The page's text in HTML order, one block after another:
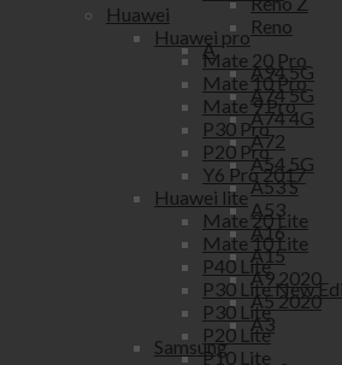
Reno
A
A94 5G
A74 5G
A74 4G
A72
A54 5G
A53 S
A53
A16
A15
A9 2020
A5 2020
A3
Samsung
Huawei
Huawei pro
Mate 20 Pro
Mate 10 Pro
Mate 9 Pro
P30 Pro
P20 Pro
Y6 Pro 2017
Huawei lite
Mate 20 Lite
Mate 10 Lite
P40 Lite
P30 Lite New
P30 Lite
P20 Lite
P10 Lite